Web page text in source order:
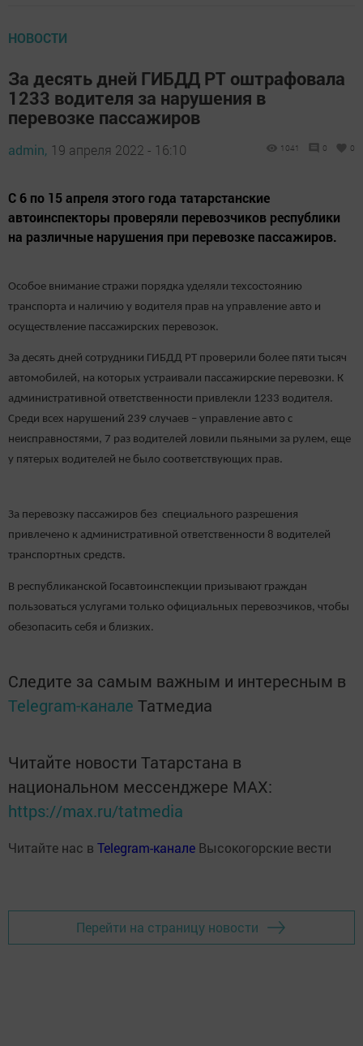
НОВОСТИ
За десять дней ГИБДД РТ оштрафовала
1233 водителя за нарушения в
перевозке пассажиров
admin, 19 апреля 2022 - 16:10 1041 0 0
С 6 по 15 апреля этого года татарстанские
автоинспекторы проверяли перевозчиков республики
на различные нарушения при перевозке пассажиров.
Особое внимание стражи порядка уделяли техсостоянию
транспорта и наличию у водителя прав на управление авто и
осуществление пассажирских перевозок.
За десять дней сотрудники ГИБДД РТ проверили более пяти тысяч
автомобилей, на которых устраивали пассажирские перевозки. К
административной ответственности привлекли 1233 водителя.
Среди всех нарушений 239 случаев – управление авто с
неисправностями, 7 раз водителей ловили пьяными за рулем, еще
у пятерых водителей не было соответствующих прав.
За перевозку пассажиров без специального разрешения
привлечено к административной ответственности 8 водителей
транспортных средств.
В республиканской Госавтоинспекции призывают граждан
пользоваться услугами только официальных перевозчиков, чтобы
обезопасить себя и близких.
Следите за самым важным и интересным в
Telegram-канале Татмедиа
Читайте новости Татарстана в
национальном мессенджере MАХ:
https://max.ru/tatmedia
Читайте нас в Telegram-канале Высокогорские вести
Перейти на страницу новости